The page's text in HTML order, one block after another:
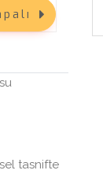
tasnifte